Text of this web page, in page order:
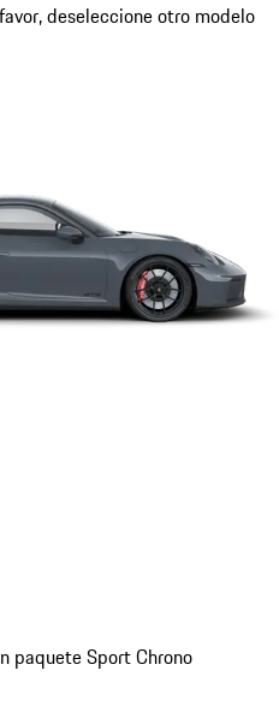
deseleccione otro modelo
paquete Sport Chrono